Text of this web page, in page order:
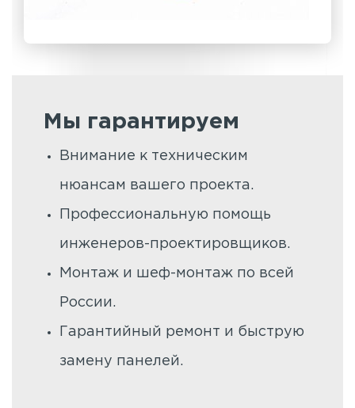
Мы гарантируем
Внимание к техническим
нюансам вашего проекта.
Профессиональную помощь
инженеров-проектировщиков.
Монтаж и шеф-монтаж по всей
России.
Гарантийный ремонт и быструю
замену панелей.